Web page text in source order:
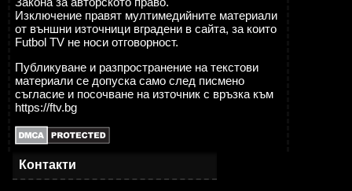
Изключение правят мултимедийните материали
от външни източници вградени в сайта, за които
Futbol TV не носи отговорност.
Публикуване и разпространение на текстови
материали се допуска само след писмено
съгласие и посочване на източник с връзка към
https://ftv.bg
Контакти